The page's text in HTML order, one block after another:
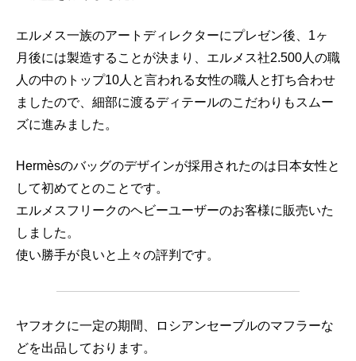
エルメス一族のアートディレクターにプレゼン後、1ヶ
月後には製造することが決まり、 エルメス社2.500人の職
人の中のトップ10人と言われる女性の職人と打ち合わせ
ましたので、 細部に渡るディテールのこだわりもスムー
ズに進みました。
Hermèsのバッグのデザインが採用されたのは日本女性と
して初めてとのことです。
エルメスフリークのヘビーユーザーのお客様に販売いた
しました。
使い勝手が良いと上々の評判です。
ヤフオクに一定の期間、ロシアンセーブルのマフラーな
どを出品しております。